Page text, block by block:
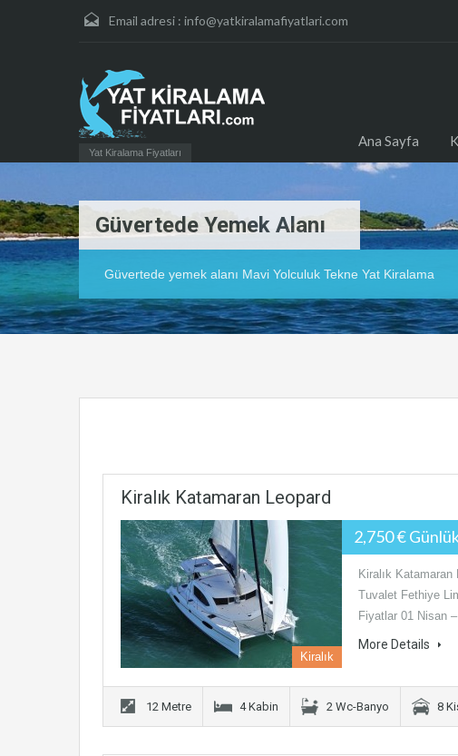
Email adresi : info@yatkiralamafiyatlari.com
Yat Kiralama Fiyatları
Ana Sayfa
Güvertede Yemek Alanı
Güvertede yemek alanı Mavi Yolculuk Tekne Yat Kiralama
Kiralık Katamaran Leopard
Kiralık
2,750 €
Kiralık
Tuvalet Fethiye
Fiyatlar 01 Nisan
More Details
12 Metre 4 Kabin 2 Wc-Banyo 8